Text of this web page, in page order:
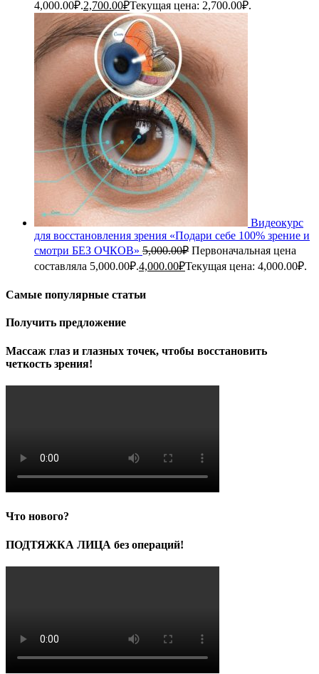
4,000.00₽.2,700.00₽Текущая цена: 2,700.00₽.
Видеокурс
для восстановления зрения «Подари себе 100% зрение и
смотри БЕЗ ОЧКОВ» 5,000.00₽ Первоначальная цена
составляла 5,000.00₽.4,000.00₽Текущая цена: 4,000.00₽.
Самые популярные статьи
Получить предложение
Массаж глаз и глазных точек, чтобы восстановить
четкость зрения!
Что нового?
ПОДТЯЖКА ЛИЦА без операций!